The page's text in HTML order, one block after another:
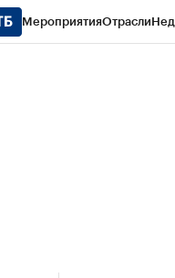
МероприятияОтрасли